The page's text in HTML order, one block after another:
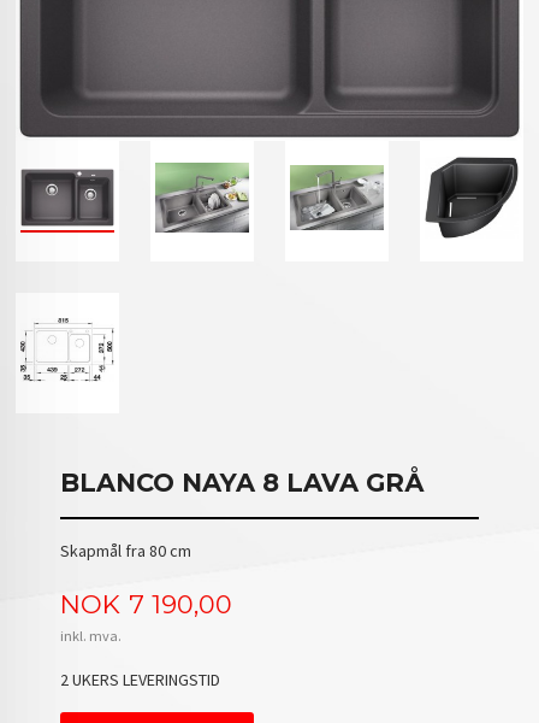
BLANCO NAYA 8 LAVA GRÅ
Skapmål fra 80 cm
Pris
NOK 7 190,00
inkl. mva.
2 UKERS LEVERINGSTID